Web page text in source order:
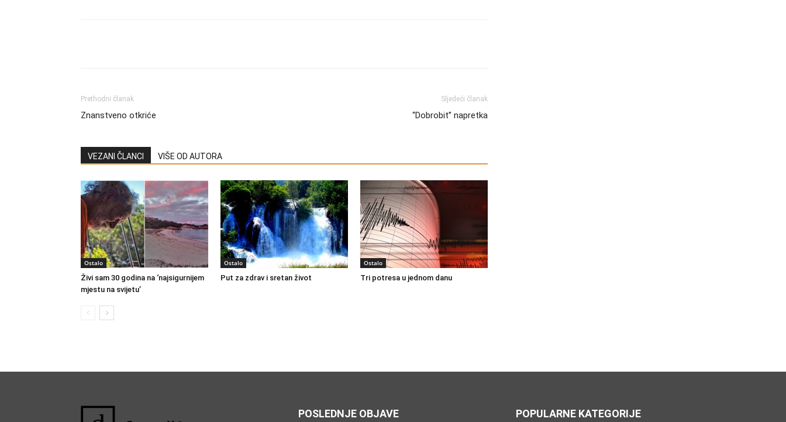
Prethodni članak
Znanstveno otkriće
Sljedeći članak
“Dobrobit” napretka
VEZANI ČLANCI VIŠE OD AUTORA
Ostalo
Živi sam 30 godina na ‘najsigurnijem
mjestu na svijetu’
Ostalo
Put za zdrav i sretan život
Ostalo
Tri potresa u jednom danu
POSLEDNJE OBJAVE POPULARNE KATEGORIJE